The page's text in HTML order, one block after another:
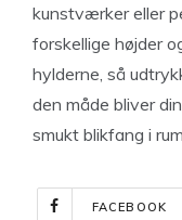
kunstværker eller
forskellige højder
hylderne, så
den måde bliver
smukt blikfang i
FACEBOOK